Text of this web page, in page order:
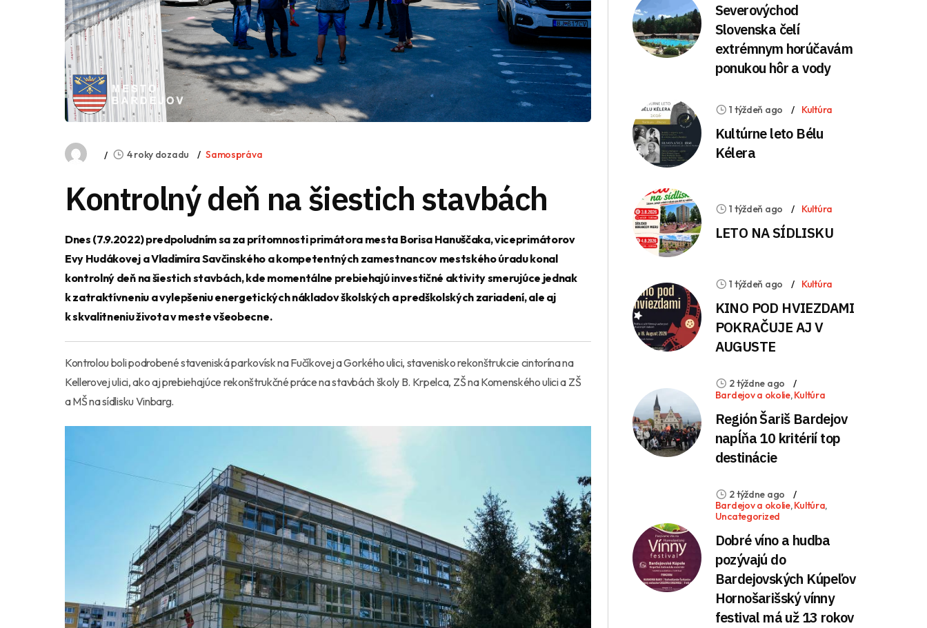
4 roky dozadu Samospráva
Kontrolný deň na šiestich stavbách
Dnes (7.9.2022) predpoludním sa za prítomnosti primátora mesta Borisa Hanuščaka, viceprimátorov
Evy Hudákovej a Vladimíra Savčinského a kompetentných zamestnancov mestského úradu konal
kontrolný deň na šiestich stavbách, kde momentálne prebiehajú investičné aktivity smerujúce jednak
k zatraktívneniu a vylepšeniu energetických nákladov školských a predškolských zariadení, ale aj
k skvalitneniu života v meste všeobecne.
Kontrolou boli podrobené staveniská parkovísk na Fučíkovej a Gorkého ulici, stavenisko rekonštrukcie cintorína na
Kellerovej ulici, ako aj prebiehajúce rekonštrukčné práce na stavbách školy B. Krpelca, ZŠ na Komenského ulici a ZŠ
a MŠ na sídlisku Vinbarg.
Severovýchod
Slovenska čelí
extrémnym horúčavám
ponukou hôr a vody
1 týždeň ago Kultúra
Kultúrne leto Bélu
Kélera
1 týždeň ago Kultúra
LETO NA SÍDLISKU
1 týždeň ago Kultúra
KINO POD HVIEZDAMI
POKRAČUJE AJ V
AUGUSTE
2 týždne ago
Bardejov a okolie,Kultúra
Región Šariš Bardejov
napĺňa 10 kritérií top
destinácie
2 týždne ago
Bardejov a okolie,Kultúra,
Uncategorized
Dobré víno a hudba
pozývajú do
Bardejovských Kúpeľov
Hornošarišský vínny
festival má už 13 rokov